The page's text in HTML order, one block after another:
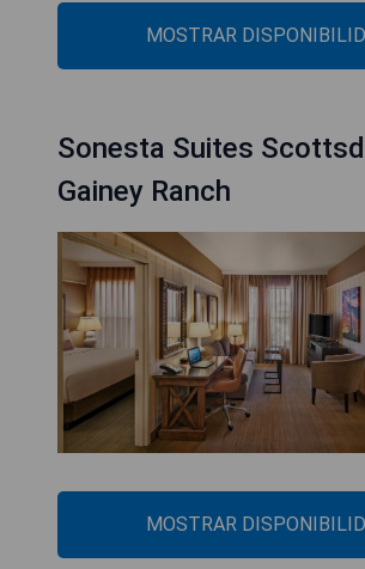
MOSTRAR
Sonesta Suites
Gainey Ranch
MOSTRAR